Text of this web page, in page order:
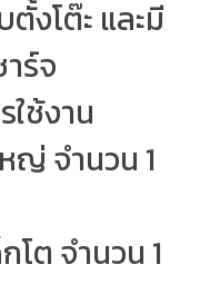
งโต๊ะ และมี
ร์จ
ช้งาน
ญ่ จำนวน 1
โต จำนวน 1